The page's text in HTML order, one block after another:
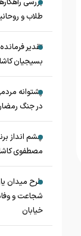
بررسی
طلاب و
تقدیر
بسیجیان
پشتوانه
در جنگ
چشم‌ انداز
مصطفوی
طرح میدان
شجاعت و
خیابان